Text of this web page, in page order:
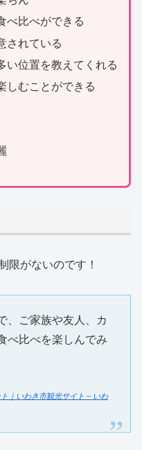
べ比べができる
されている
い位置を教えてくれる
しむことができる
限がないのです！
、ご家族や友人、カ
べ比べを楽しんでみ
｜いわき市観光サイト – いわ